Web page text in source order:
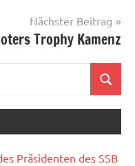
Nächster Beitrag
Trophy Kamenz
Suchen
Präsidenten des SSB